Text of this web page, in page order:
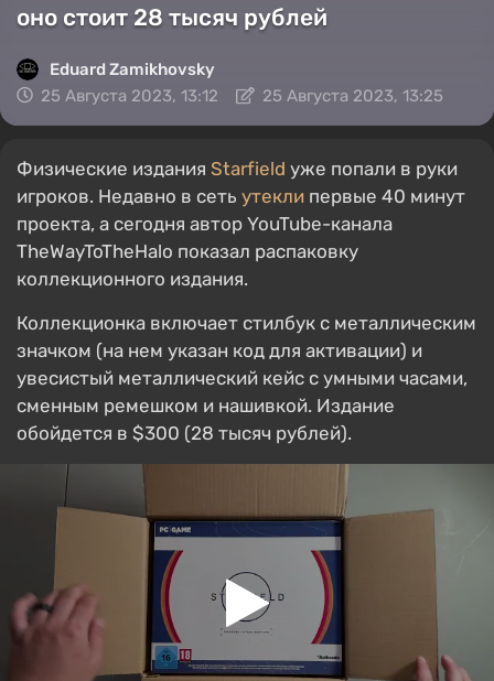
оно стоит 28 тысяч рублей
Eduard Zamikhovsky
25 Августа 2023, 13:12
25 Августа 2023, 13:25
Физические издания Starfield уже попали в руки
игроков. Недавно в сеть утекли первые 40 минут
проекта, а сегодня автор YouTube-канала
TheWayToTheHalo показал распаковку
коллекционного издания.
Коллекционка включает стилбук с металлическим
значком (на нем указан код для активации) и
увесистый металлический кейс с умными часами,
сменным ремешком и нашивкой. Издание
обойдется в $300 (28 тысяч рублей).